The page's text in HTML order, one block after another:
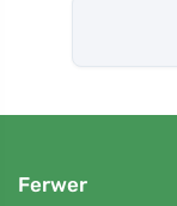
Ferwer